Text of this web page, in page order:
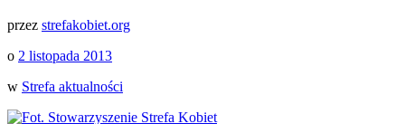
przez strefakobiet.org
o 2 listopada 2013
w Strefa aktualności